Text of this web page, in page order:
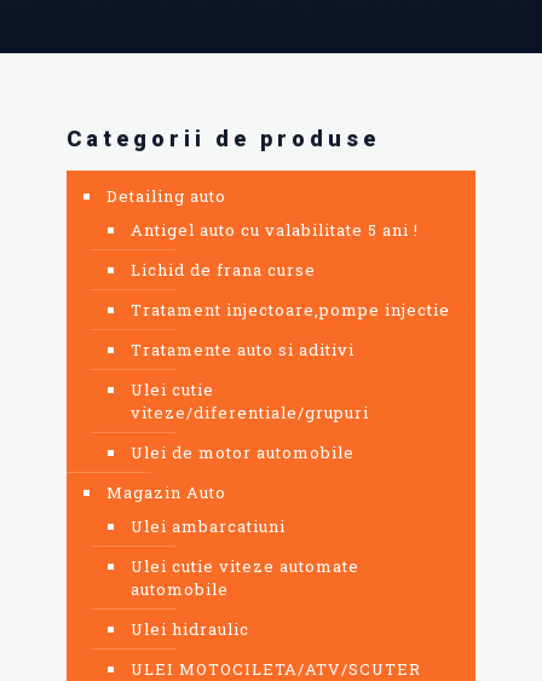
Categorii de produse
Detailing auto
Antigel auto cu valabilitate 5 ani !
Lichid de frana curse
Tratament injectoare,pompe injectie
Tratamente auto si aditivi
Ulei cutie
viteze/diferentiale/grupuri
Ulei de motor automobile
Magazin Auto
Ulei ambarcatiuni
Ulei cutie viteze automate
automobile
Ulei hidraulic
ULEI MOTOCILETA/ATV/SCUTER